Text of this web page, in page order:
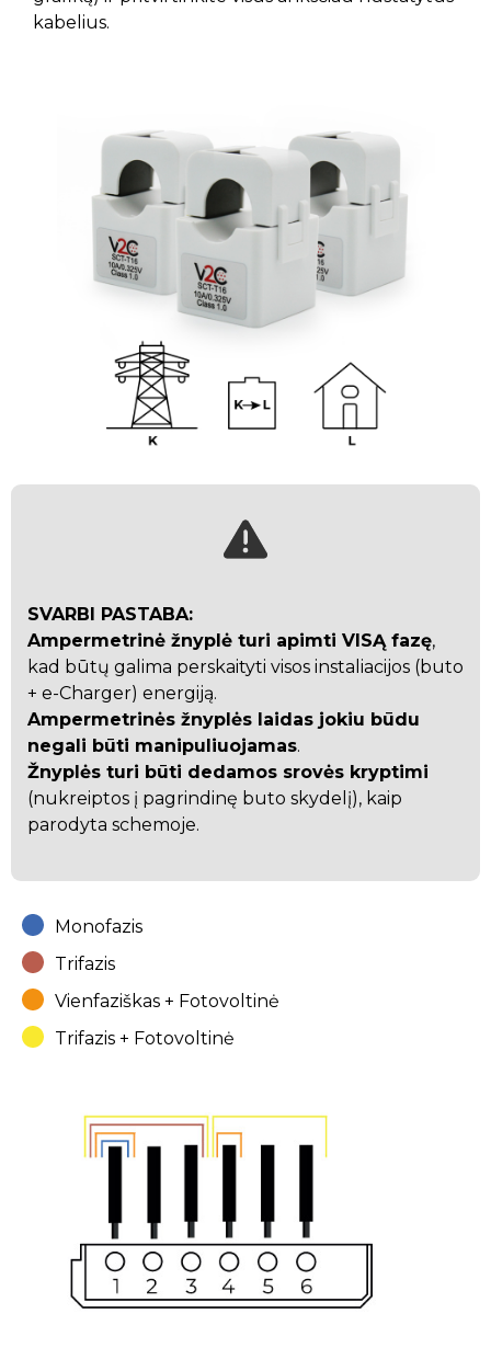
kabelius.
SVARBI PASTABA:
Ampermetrinė žnyplė turi apimti VISĄ fazę,
kad būtų galima perskaityti visos instaliacijos (buto
+ e-Charger) energiją.
Ampermetrinės žnyplės laidas jokiu būdu
negali būti manipuliuojamas.
Žnyplės turi būti dedamos srovės kryptimi
(nukreiptos į pagrindinę buto skydelį), kaip
parodyta schemoje.
Monofazis
Trifazis
Vienfaziškas + Fotovoltinė
Trifazis + Fotovoltinė